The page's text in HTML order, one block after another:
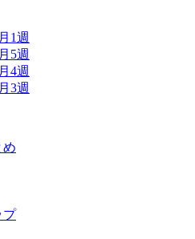
1週
5週
4週
3週
め
プ